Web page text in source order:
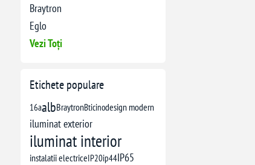
Braytron
Eglo
Vezi Toți
Etichete populare
16aalbBraytronBticinodesign modern
iluminat exterior
iluminat interior
instalatii electriceIP20ip44IP65